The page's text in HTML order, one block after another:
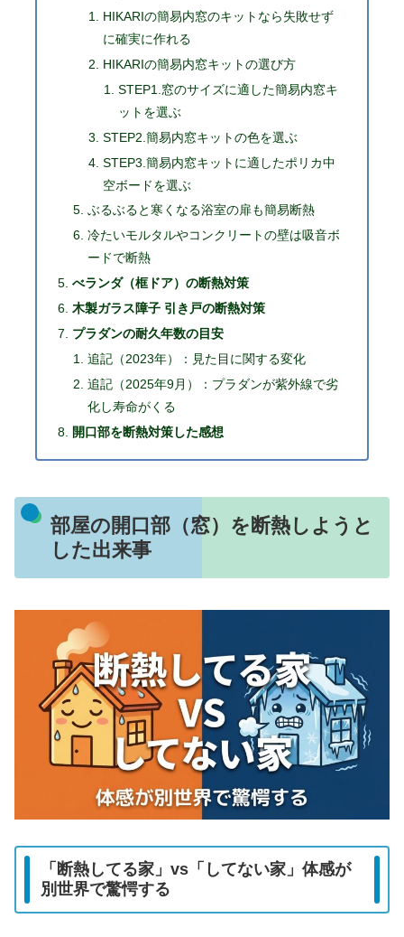
HIKARIの簡易内窓のキットなら失敗せず
に確実に作れる
HIKARIの簡易内窓キットの選び方
STEP1.窓のサイズに適した簡易内窓キ
ットを選ぶ
STEP2.簡易内窓キットの色を選ぶ
STEP3.簡易内窓キットに適したポリカ中
空ボードを選ぶ
ぶるぶると寒くなる浴室の扉も簡易断熱
冷たいモルタルやコンクリートの壁は吸音ボ
ードで断熱
べランダ（框ドア）の断熱対策
木製ガラス障子 引き戸の断熱対策
プラダンの耐久年数の目安
追記（2023年）：見た目に関する変化
追記（2025年9月）：プラダンが紫外線で劣
化し寿命がくる
開口部を断熱対策した感想
部屋の開口部（窓）を断熱しようと
した出来事
「断熱してる家」vs「してない家」体感が
別世界で驚愕する